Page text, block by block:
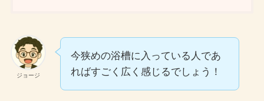
ジョージ
今狭めの浴槽に入っている人であ
ればすごく広く感じるでしょう！